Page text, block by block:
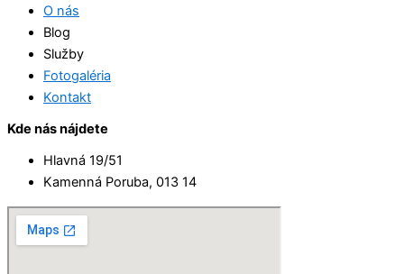
O nás
Blog
Služby
Fotogaléria
Kontakt
Kde nás nájdete
Hlavná 19/51
Kamenná Poruba, 013 14